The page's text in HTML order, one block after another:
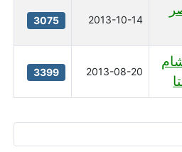
2013-10-14
3075
2013-08-20
3399